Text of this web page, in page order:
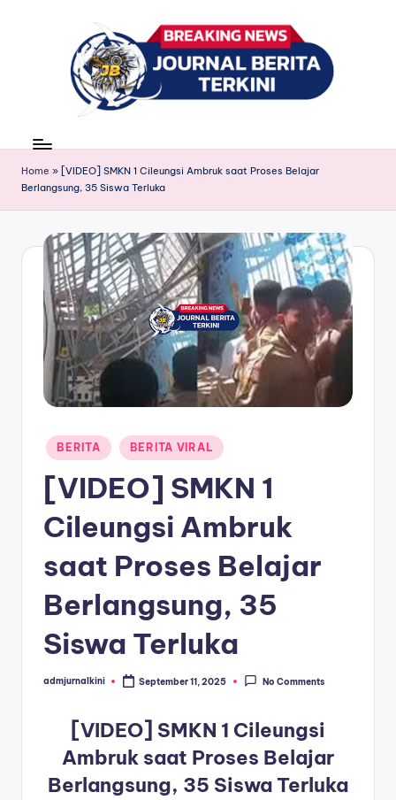
r
n
a
B
ri
news
Home » [VIDEO] SMKN 1 Cileungsi Ambruk saat Proses Belajar
Berlangsung, 35 Siswa Terluka
Posted
in
BERITA BERITA VIRAL
[VIDEO] SMKN 1
Cileungsi Ambruk
saat Proses Belajar
Berlangsung, 35
Siswa Terluka
Posted
admjurnalkini September 11, 2025 No Comments
[VIDEO] SMKN 1 Cileungsi
Ambruk saat Proses Belajar
Berlangsung, 35 Siswa Terluka